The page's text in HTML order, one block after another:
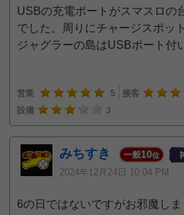
USBの充電ポートがスマスロの
でした。周りにチャージスポッ
ジャグラーの島はUSBポート付
営業 5 接客
設備
3
みちすき 一般10位
2024年12月24日 10:04 PM
6の日ではないですがお邪魔しま